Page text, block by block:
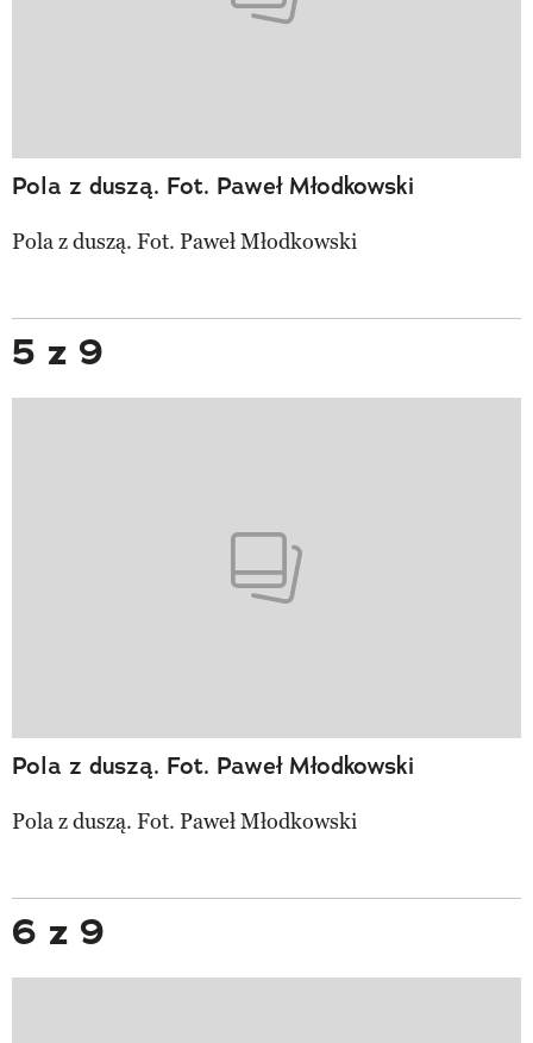
Pola z duszą. Fot. Paweł Młodkowski
Pola z duszą. Fot. Paweł Młodkowski
5 z 9
Pola z duszą. Fot. Paweł Młodkowski
Pola z duszą. Fot. Paweł Młodkowski
6 z 9